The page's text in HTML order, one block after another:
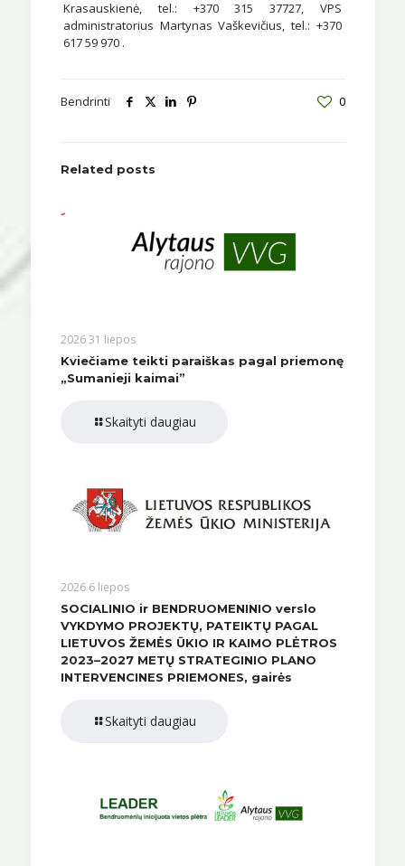
Krasauskienė, tel.: +370 315 37727, VPS
administratorius Martynas Vaškevičius, tel.: +370
617 59 970 .
Bendrinti 0
Related posts
2026 31 liepos
Kviečiame teikti paraiškas pagal priemonę
„Sumanieji kaimai”
Skaityti daugiau
2026 6 liepos
SOCIALINIO ir BENDRUOMENINIO verslo
VYKDYMO PROJEKTŲ, PATEIKTŲ PAGAL
LIETUVOS ŽEMĖS ŪKIO IR KAIMO PLĖTROS
2023–2027 METŲ STRATEGINIO PLANO
INTERVENCINES PRIEMONES, gairės
Skaityti daugiau